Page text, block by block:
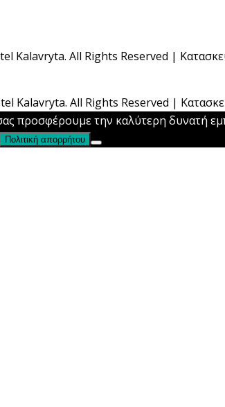
Kalavryta. All Rights Reserved |
Kalavryta. All Rights Reserved |
προσφέρουμε την καλύτερη δυνατή
Πολιτική απορρήτου